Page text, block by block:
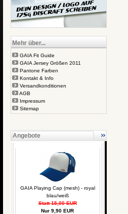
Mehr über...
GAIA Fit Guide
GAIA Jersey Größen 2011
Pantone Farben
Kontakt & Info
Versandkonditionen
AGB
Impressum
Sitemap
Angebote
GAIA Playing Cap (mesh) - royal
blau/weiß
Statt 15,00 EUR
Nur 9,90 EUR